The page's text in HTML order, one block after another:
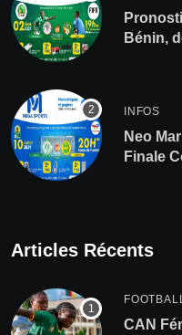
Bénin,
INFOS
Neo
Finale
Articles Récents
FOOTBALL
CAN